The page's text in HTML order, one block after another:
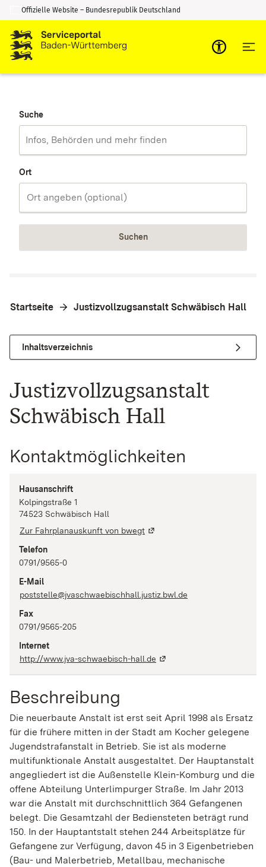
Zum Inhalt springen
Zur Suche springen
Offizielle Website – Bundesrepublik Deutschland
Suche
Ort
Suchen
Startseite Justizvollzugsanstalt Schwäbisch Hall
Inhaltsverzeichnis
Justizvollzugsanstalt
Schwäbisch Hall
Kontaktmöglichkeiten
Hausanschrift
Kolpingstraße 1
74523 Schwäbisch Hall
Zur Fahrplanauskunft von bwegt
Telefon
0791/9565-0
E-Mail
poststelle@jvaschwaebischhall.justiz.bwl.de
Fax
0791/9565-205
Internet
http://www.jva-schwaebisch-hall.de
Beschreibung
Die neuerbaute Anstalt ist erst seit April 1998 als Ersatz
für die frühere mitten in der Stadt am Kocher gelegene
Jugendstrafanstalt in Betrieb. Sie ist als moderne
multifunktionale Anstalt ausgestaltet. Der Hauptanstalt
angegliedert ist die Außenstelle Klein-Komburg und die
offene Abteilung Unterlimpurger Straße. Im Jahr 2013
war die Anstalt mit durchschnittlich 364 Gefangenen
belegt. Die Gesamtzahl der Bediensteten beträgt rund
150. In der Hauptantstalt stehen 244 Arbeitsplätze für
Gefangene zur Verfügung, davon 45 in 3 Eigenbetrieben
(Bau- und Malerbetrieb, Metallbau, mechanische